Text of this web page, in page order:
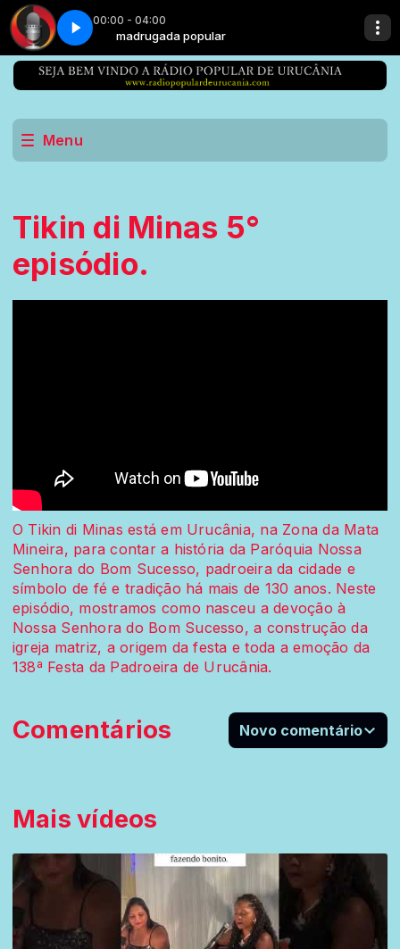
00:00 - 04:00
madrugada popular
Menu
Tikin di Minas 5°
episódio.
Mais vídeos
O Tikin di Minas está em Urucânia, na Zona da Mata
Mineira, para contar a história da Paróquia Nossa
Senhora do Bom Sucesso, padroeira da cidade e
símbolo de fé e tradição há mais de 130 anos. Neste
episódio, mostramos como nasceu a devoção à
Nossa Senhora do Bom Sucesso, a construção da
igreja matriz, a origem da festa e toda a emoção da
138ª Festa da Padroeira de Urucânia.
Comentários Novo comentário